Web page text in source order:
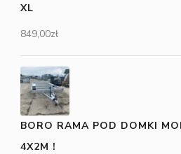
XL
849,00zł
BORO RAMA POD DOMKI
4X2M !